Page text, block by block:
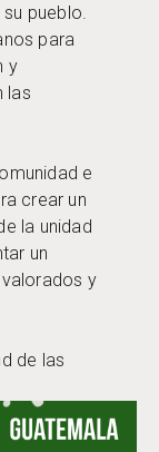
pueblo.
para
y
las
e
crear un
la unidad
un
y
de las